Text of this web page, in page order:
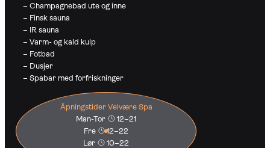
– Champagnebad ute og inne
– Finsk sauna
– IR sauna
– Varm- og kald kulp
– Fotbad
– Dusjer
– Spabar med forfriskninger
Åpningstider Velvære Spa
Man-Tor
12–21
Fre
12–22
Lør
10–22